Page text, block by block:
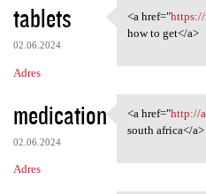
tablets
02.06.2024
Adres
<a
<a href="
how to get</a>
medication
02.06.2024
Adres
<a
<a href="http://
south africa</a>